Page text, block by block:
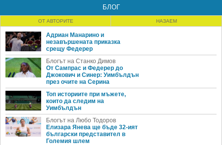
БЛОГ
ОТ АВТОРИТЕ НАЗАЕМ
Адриан Манарино и
незавършената приказка
срещу Федерер
Блогът на Станко Димов
От Сампрас и Федерер до
Джокович и Синер: Уимбълдън
през очите на Серина
Топ историите при мъжете,
които да следим на
Уимбълдън
Блогът на Любо Тодоров
Елизара Янева ще бъде 32-ият
български представител в
Големия шлем